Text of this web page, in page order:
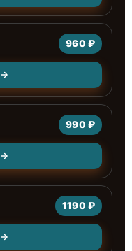
960 ₽
990 ₽
1190 ₽